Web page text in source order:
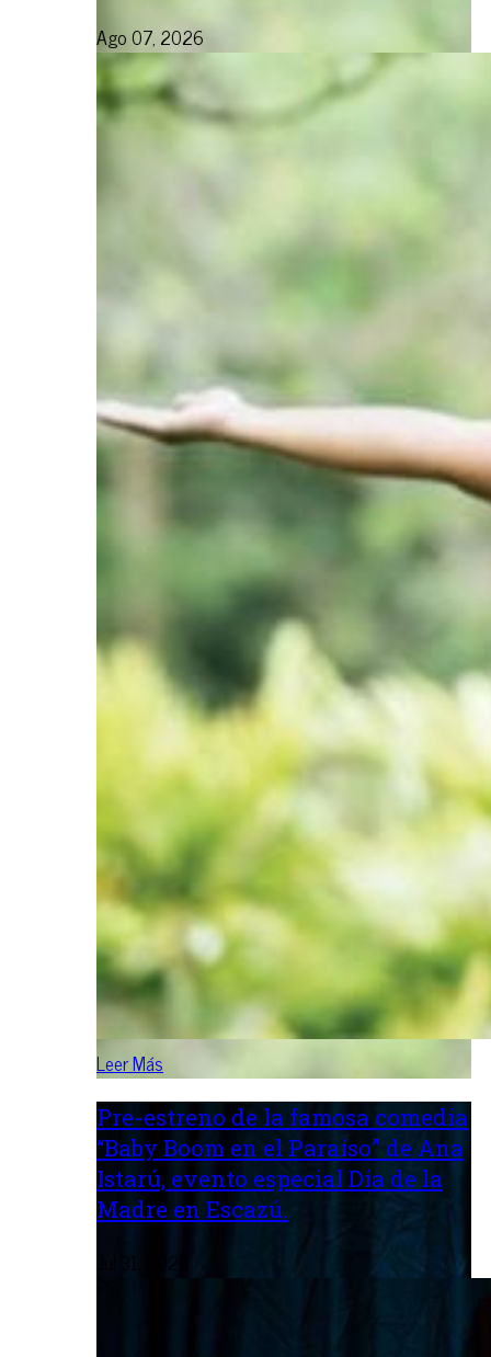
Ago 07, 2026
Leer Más
Pre-estreno de la famosa comedia
“Baby Boom en el Paraíso” de Ana
Istarú, evento especial Día de la
Madre en Escazú.
Jul 31, 2026